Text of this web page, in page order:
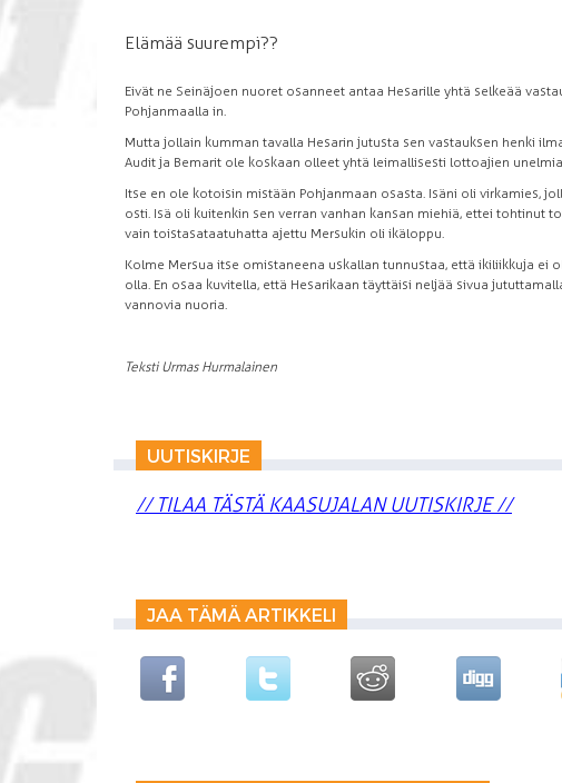
Elämää suurempi??
Eivät ne Seinäjoen nuoret osanneet antaa Hesarille yhtä selkeää
Pohjanmaalla in.
Mutta jollain kumman tavalla Hesarin jutusta sen vastauksen henki
Audit ja Bemarit ole koskaan olleet yhtä leimallisesti lottoajien unelmia
Itse en ole kotoisin mistään Pohjanmaan osasta. Isäni oli virkamies,
osti. Isä oli kuitenkin sen verran vanhan kansan miehiä, ettei tohtinut
vain toistasataatuhatta ajettu Mersukin oli ikäloppu.
Kolme Mersua itse omistaneena uskallan tunnustaa, että ikiliikkuja ei
olla. En osaa kuvitella, että Hesarikaan täyttäisi neljää sivua
vannovia nuoria.
Teksti Urmas Hurmalainen
UUTISKIRJE
// TILAA TÄSTÄ KAASUJALAN UUTISKIRJE //
JAA TÄMÄ ARTIKKELI